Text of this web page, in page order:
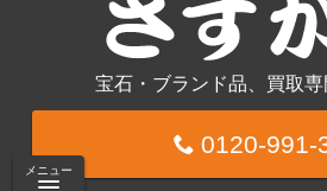
メニュー
宝石・ブランド品、買取
0120-991-